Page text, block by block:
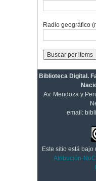
Radio geográfico
Biblioteca Digital.
Av. Mendoza y
email:
Este sitio está bajo
Atribución-